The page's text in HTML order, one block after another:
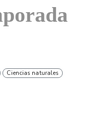
Ciencias naturales